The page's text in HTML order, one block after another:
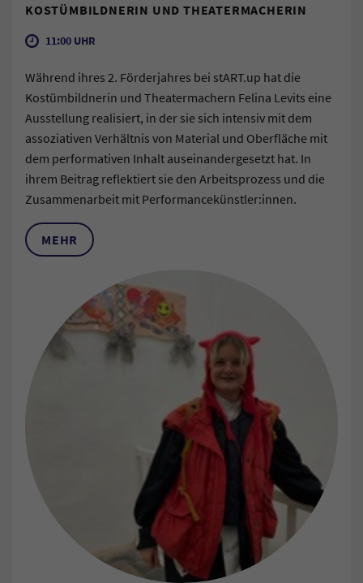
KOSTÜMBILDNERIN UND THEATERMACHERIN
11:00 UHR
Während ihres 2. Förderjahres bei stART.up hat die
Kostümbildnerin und Theatermachern Felina Levits eine
Ausstellung realisiert, in der sie sich intensiv mit dem
assoziativen Verhältnis von Material und Oberfläche mit
dem performativen Inhalt auseinandergesetzt hat. In
ihrem Beitrag reflektiert sie den Arbeitsprozess und die
Zusammenarbeit mit Performancekünstler:innen.
MEHR